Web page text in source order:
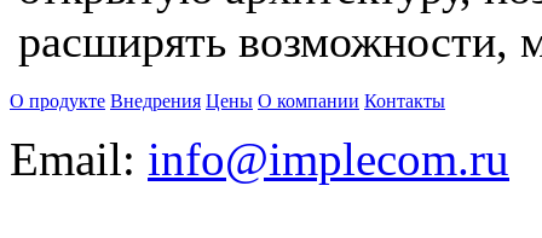
расширять возможности,
О продукте Внедрения Цены О компании Контакты
Email: info@implecom.ru